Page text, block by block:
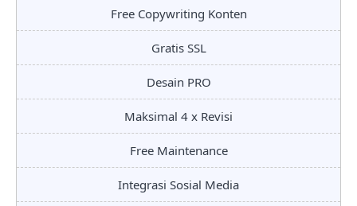
Free Copywriting Konten
Gratis SSL
Desain PRO
Maksimal 4 x Revisi
Free Maintenance
Integrasi Sosial Media